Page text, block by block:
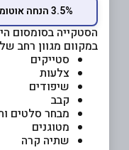
3.5% הנחה אוטומטית למשלמים בכרטיס המועדון
הסטקייה בסומסום
במקוום מגוון רחב
סטייקים
צלעות
שיפודים
קבב
מבחר סלטים
מטוגנים
שתיה קרה